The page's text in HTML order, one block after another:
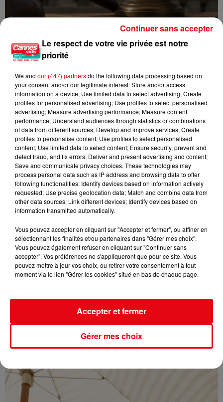
Incendie au Mont-Boron : deux jeunes condamnés à six mois de
prison...
Le respect de votre vie privée est notre
priorité
We and our (447) partnersdo the following data processing based on
your consent and/or our legitimate interest: Store and/or access
information on a device; Use limited data to select advertising; Create
profiles for personalised advertising; Use profiles to select personalised
advertising; Measure advertising performance; Measure content
performance; Understand audiences through statistics or combinations
of data from different sources; Develop and improve services; Create
profiles to personalise content; Use profiles to select personalised
content; Use limited data to select content; Ensure security, prevent and
detect fraud, and fix errors; Deliver and present advertising and content;
Save and communicate privacy choices. These technologies may
process personal data such as IP address and browsing data to offer
following functionalities: Identify devices based on information actively
requested; Use precise geolocation data; Match and combine data from
other data sources; Link different devices; Identify devices based on
information transmitted automatically.
Vous pouvez accepter en cliquant sur "Accepter et fermer", ou affiner en
sélectionnant les finalités et/ou partenaires dans "Gérer mes choix".
Vous pouvez également refuser en cliquant sur "Continuer sans
accepter". Vos préférences ne s'appliqueront que pour ce site. Vous
pouvez mettre à jour vos choix, ou retirer votre consentement à tout
moment via le lien "Gérer les cookies" situé en bas de chaque page.
Gérer mes choix
Accepter et fermer
Continuer sans accepter